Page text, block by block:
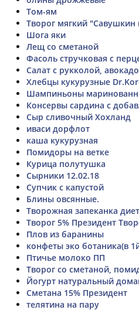
Том-ям
Творог мягкий
Шога яки
Лещ со сметаной
Фасоль стручковая с
Салат с рукколой,
Хлебцы кукурузные
Шампиньоны
Консервы сардина с
Сыр сливочный Хохланд
иваси дорфлот
каша кукурузная
Помидоры на ветке
Курица полутушка
Сырники 12.02.18
Супчик с капустой
Блины овсянные.
Творожная запеканка
Творог 5% Президент
Плов из баранины
конфеты эко ботаника(в
Птичье молоко ПП
Творог со сметаной,
Йогурт натуральный
Сметана 15% Президент
телятина на пару